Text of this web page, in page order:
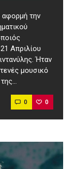
την
Απριλίου
Ήταν
μουσικό
0 0